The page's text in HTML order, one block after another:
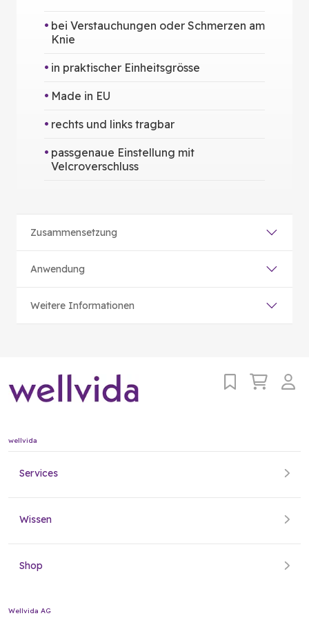
bei Verstauchungen oder Schmerzen am
Knie
in praktischer Einheitsgrösse
Made in EU
rechts und links tragbar
passgenaue Einstellung mit
Velcroverschluss
Zusammensetzung
Anwendung
Weitere Informationen
wellvida
Services
Wissen
Shop
Wellvida AG